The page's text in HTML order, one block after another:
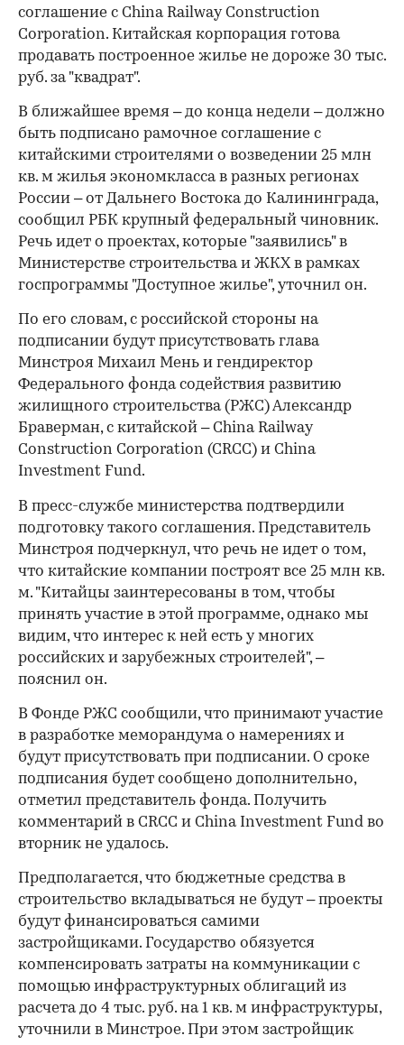
соглашение с China Railway Construction
Corporation. Китайская корпорация готова
продавать построенное жилье не дороже 30 тыс.
руб. за "квадрат".
В ближайшее время – до конца недели – должно
быть подписано рамочное соглашение с
китайскими строителями о возведении 25 млн
кв. м жилья экономкласса в разных регионах
России – от Дальнего Востока до Калининграда,
сообщил РБК крупный федеральный чиновник.
Речь идет о проектах, которые "заявились" в
Министерстве строительства и ЖКХ в рамках
госпрограммы "Доступное жилье", уточнил он.
По его словам, с российской стороны на
подписании будут присутствовать глава
Минстроя Михаил Мень и гендиректор
Федерального фонда содействия развитию
жилищного строительства (РЖС) Александр
Браверман, с китайской – China Railway
Construction Corporation (CRCC) и China
Investment Fund.
В пресс-службе министерства подтвердили
подготовку такого соглашения. Представитель
Минстроя подчеркнул, что речь не идет о том,
что китайские компании построят все 25 млн кв.
м. "Китайцы заинтересованы в том, чтобы
принять участие в этой программе, однако мы
видим, что интерес к ней есть у многих
российских и зарубежных строителей", –
пояснил он.
В Фонде РЖС сообщили, что принимают участие
в разработке меморандума о намерениях и
будут присутствовать при подписании. О сроке
подписания будет сообщено дополнительно,
отметил представитель фонда. Получить
комментарий в CRCC и China Investment Fund во
вторник не удалось.
Предполагается, что бюджетные средства в
строительство вкладываться не будут – проекты
будут финансироваться самими
застройщиками. Государство обязуется
компенсировать затраты на коммуникации с
помощью инфраструктурных облигаций из
расчета до 4 тыс. руб. на 1 кв. м инфраструктуры,
уточнили в Минстрое. При этом застройщик